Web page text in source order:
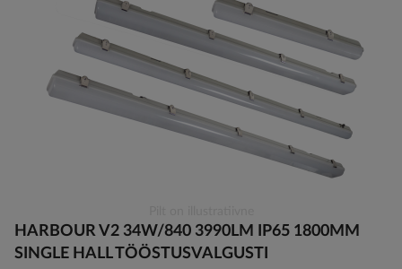
to
the
HARBOUR V2 34W/840 3990LM IP65 1800MM
SINGLE HALL TÖÖSTUSVALGUSTI